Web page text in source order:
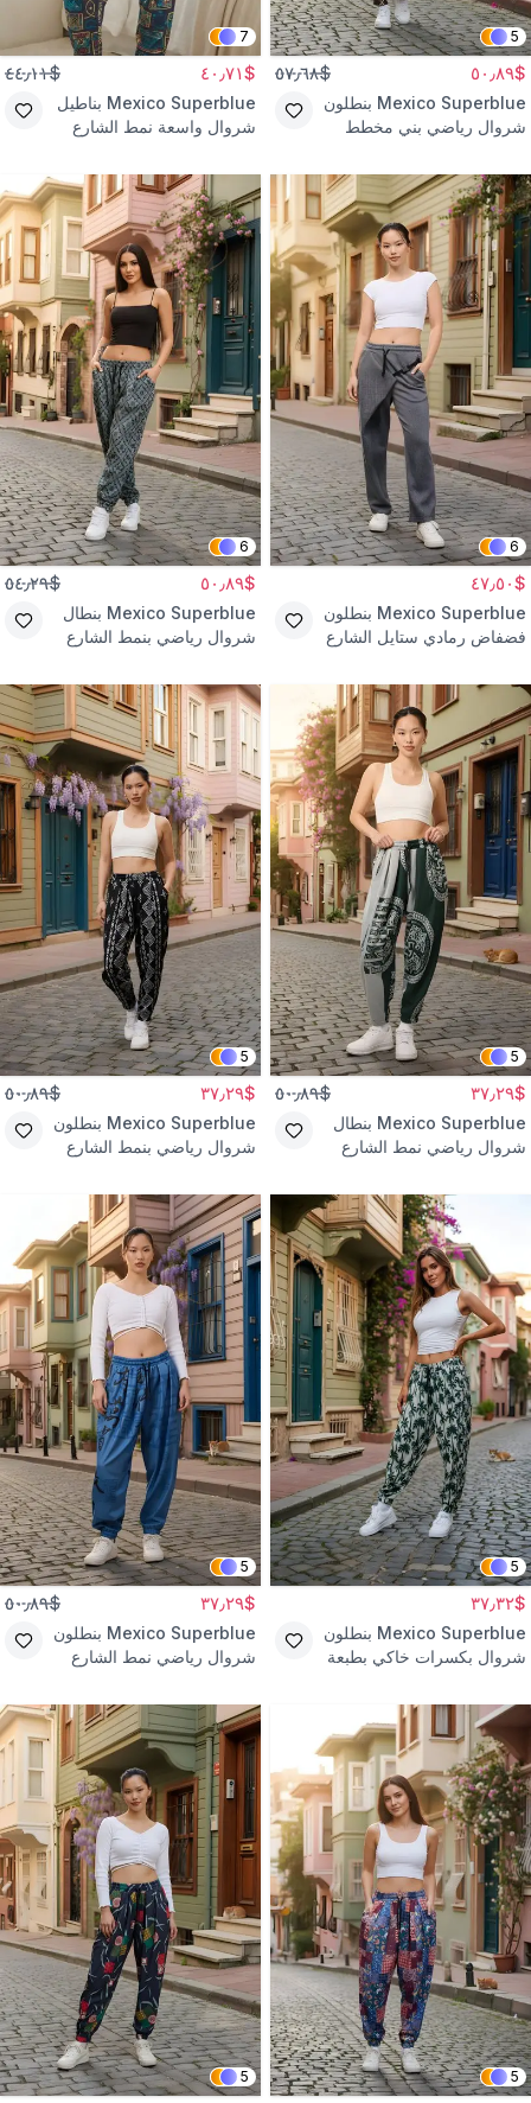
5
$٥٠٫٨٩ $٥٧٫٦٨
Mexico Superblue بنطلون
شروال رياضي بني مخطط
7
$٤٠٫٧١ $٤٤٫١١
Mexico Superblue بناطيل
شروال واسعة نمط الشارع
6
$٤٧٫٥٠
Mexico Superblue بنطلون
فضفاض رمادي ستايل الشارع
6
$٥٠٫٨٩ $٥٤٫٢٩
Mexico Superblue بنطال
شروال رياضي بنمط الشارع
5
$٣٧٫٢٩ $٥٠٫٨٩
Mexico Superblue بنطال
شروال رياضي نمط الشارع
5
$٣٧٫٢٩ $٥٠٫٨٩
Mexico Superblue بنطلون
شروال رياضي بنمط الشارع
5
$٣٧٫٣٢
Mexico Superblue بنطلون
شروال بكسرات خاكي بطبعة
5
$٣٧٫٢٩ $٥٠٫٨٩
Mexico Superblue بنطلون
شروال رياضي نمط الشارع
5
5